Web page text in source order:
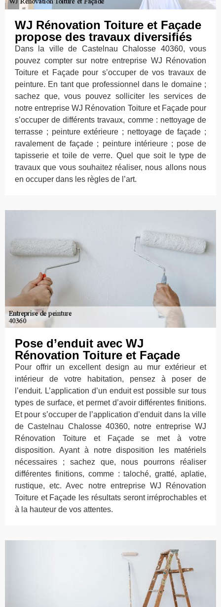
WJ Rénovation Toiture et Façade
propose des travaux diversifiés
Dans la ville de Castelnau Chalosse 40360, vous
pouvez compter sur notre entreprise WJ Rénovation
Toiture et Façade pour s’occuper de vos travaux de
peinture. En tant que professionnel dans le domaine ;
sachez que, vous pouvez solliciter les services de
notre entreprise WJ Rénovation Toiture et Façade pour
s’occuper de différents travaux, comme : nettoyage de
terrasse ; peinture extérieure ; nettoyage de façade ;
ravalement de façade ; peinture intérieure ; pose de
tapisserie et toile de verre. Quel que soit le type de
travaux que vous souhaitez réaliser, nous allons nous
en occuper dans les règles de l’art.
Pose d’enduit avec WJ
Rénovation Toiture et Façade
Pour offrir un excellent design au mur extérieur et
intérieur de votre habitation, pensez à poser de
l’enduit. L’application d’un enduit est possible sur tous
types de surface, et permet d’avoir différentes finitions.
Et pour s’occuper de l’application d’enduit dans la ville
de Castelnau Chalosse 40360, notre entreprise WJ
Rénovation Toiture et Façade se met à votre
disposition. Ayant à notre disposition les matériels
nécessaires ; sachez que, nous pourrons réaliser
différentes finitions, comme : taloché, gratté, aplatie,
rustique, etc. Avec notre entreprise WJ Rénovation
Toiture et Façade les résultats seront irréprochables et
à la hauteur de vos attentes.